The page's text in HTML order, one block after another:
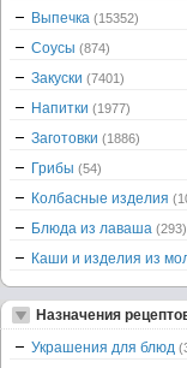
Выпечка (15352)
Соусы (874)
Закуски (7401)
Напитки (1977)
Заготовки (1886)
Грибы (54)
Колбасные изделия
Блюда из лаваша (293)
Каши и изделия из
Назначения
Украшения для блюд